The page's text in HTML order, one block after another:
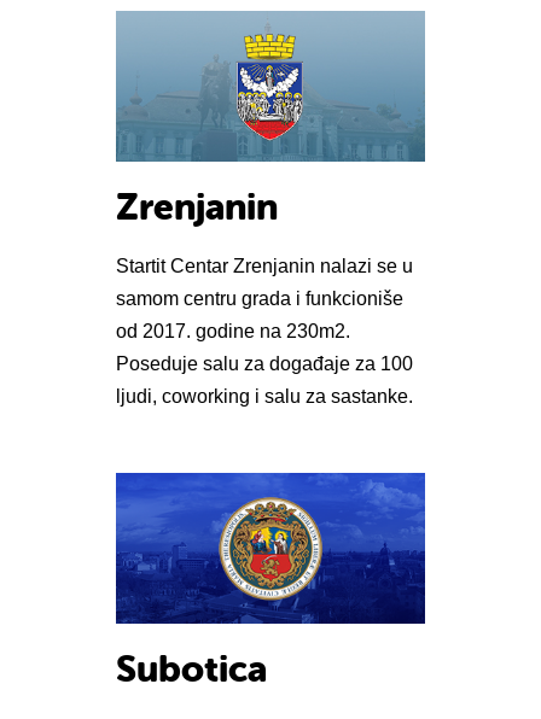
Zrenjanin
Startit Centar Zrenjanin nalazi se u
samom centru grada i funkcioniše
od 2017. godine na 230m2.
Poseduje salu za događaje za 100
ljudi, coworking i salu za sastanke.
Subotica